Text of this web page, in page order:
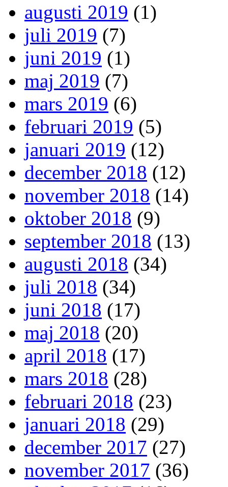
augusti 2019 (1)
juli 2019 (7)
juni 2019 (1)
maj 2019 (7)
mars 2019 (6)
februari 2019 (5)
januari 2019 (12)
december 2018 (12)
november 2018 (14)
oktober 2018 (9)
september 2018 (13)
augusti 2018 (34)
juli 2018 (34)
juni 2018 (17)
maj 2018 (20)
april 2018 (17)
mars 2018 (28)
februari 2018 (23)
januari 2018 (29)
december 2017 (27)
november 2017 (36)